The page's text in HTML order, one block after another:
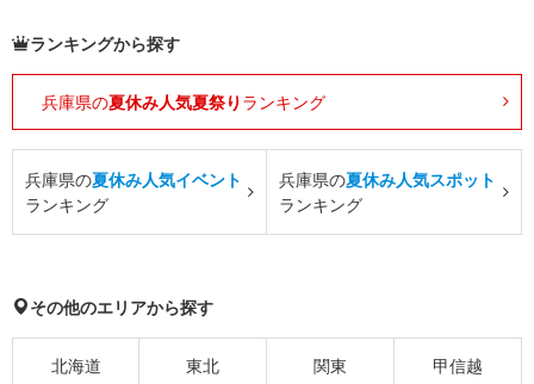
ランキングから探す
兵庫県の夏休み人気夏祭り ランキング
兵庫県の夏休み人気イベント
ランキング
兵庫県の夏休み人気スポット
ランキング
その他のエリアから探す
北海道 東北 関東 甲信越